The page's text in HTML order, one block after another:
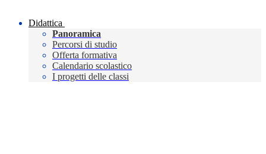
Didattica
Panoramica
Percorsi di studio
Offerta formativa
Calendario scolastico
I progetti delle classi